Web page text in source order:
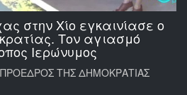
στην Χίο εγκαινίασε ο
Τον αγιασμό
Ιερώνυμος
ΠΡΟΕΔΡΟΣ ΤΗΣ ΔΗΜΟΚΡΑΤΙΑΣ